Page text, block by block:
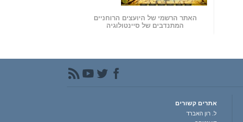
האתר הרשמי של היועצים הרוחניים
המתנדבים של סיינטולוגיה
אתרים קשורים
ל. רון האברד